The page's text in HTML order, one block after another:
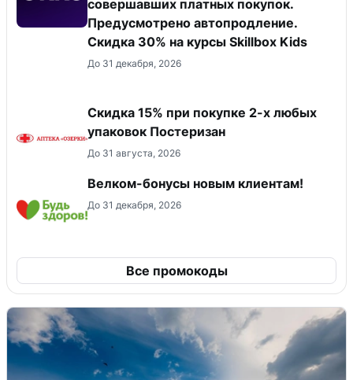
совершавших платных покупок.
Предусмотрено автопродление.
Скидка 30% на курсы Skillbox Kids
До 31 декабря, 2026
Скидка 15% при покупке 2-х любых
упаковок Постеризан
До 31 августа, 2026
Велком-бонусы новым клиентам!
До 31 декабря, 2026
Все промокоды